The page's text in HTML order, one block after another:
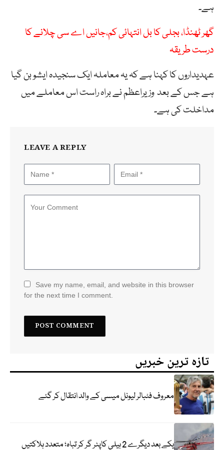
ہے۔
گھر ٹھنڈا، بجلی کا بل انتہائی کم،جانیں اے سی چلانے کا
درست طریقہ
عہدیداروں کا کہنا ہے کہ یہ معاملہ ایک سنجیدہ ایشو بن گیا
ہے جس کے بعد وزیراعظم نے براہ راست اس معاملے میں
مداخلت کی ہے۔
LEAVE A REPLY
Save my name, email, and website in this browser
for the next time I comment.
تازہ ترین خبریں
معروف فٹبالر لیونل میسی کے والد انتقال کر گئے
یکے بعد دیگرے 2 ہیلی کاپٹر گر کر تباہ؛ متعدد ہلاکتیں